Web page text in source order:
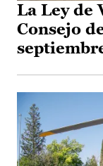
La Ley de
Consejo